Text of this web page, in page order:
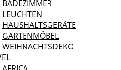
BADEZIMMER
LEUCHTEN
HAUSHALTSGERÄTE
GARTENMÖBEL
WEIHNACHTSDEKO